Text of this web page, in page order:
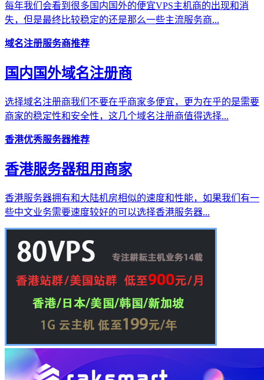
每年我们会看到很多国内国外的便宜VPS主机商的出现和消
失，但是最终比较稳定的还是那么一些主流服务商...
域名注册服务商推荐
国内国外域名注册商
选择域名注册商我们不要在乎商家多便宜，更为在乎的是需要
商家的稳定性和安全性，这几个域名注册商值得选择...
香港优秀服务器推荐
香港服务器租用商家
香港服务器拥有和大陆机房相似的速度和性能，如果我们有一
些中文业务需要速度较好的可以选择香港服务器...